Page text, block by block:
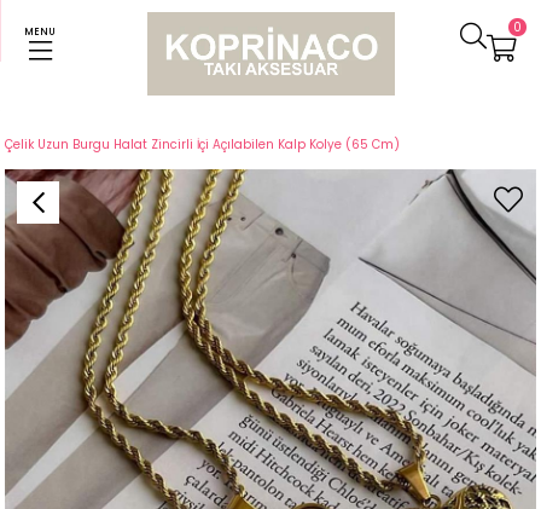
MENU 0
Kolyeler
Çelik Uzun Burgu Halat Zincirli İçi Açılabilen Kalp Kolye (65 Cm)